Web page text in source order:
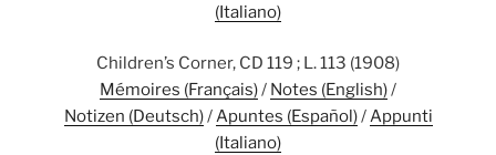
(Italiano)
Children’s Corner, CD 119 ; L. 113 (1908)
Mémoires (Français)/ Notes (English)/
Notizen (Deutsch)/Apuntes (Español)/Appunti
(Italiano)